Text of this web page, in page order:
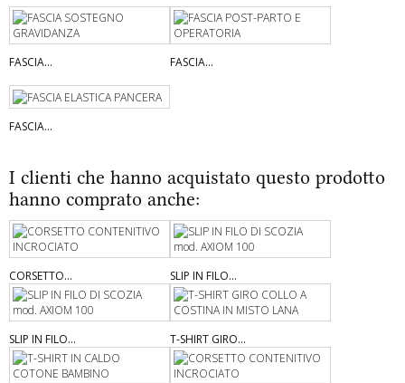
FASCIA... FASCIA...
FASCIA...
I clienti che hanno acquistato questo prodotto
hanno comprato anche:
CORSETTO... SLIP IN FILO...
SLIP IN FILO... T-SHIRT GIRO...